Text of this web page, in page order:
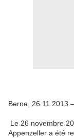
Berne, 26.11.2013 –
Le 26 novembre
Appenzeller a été